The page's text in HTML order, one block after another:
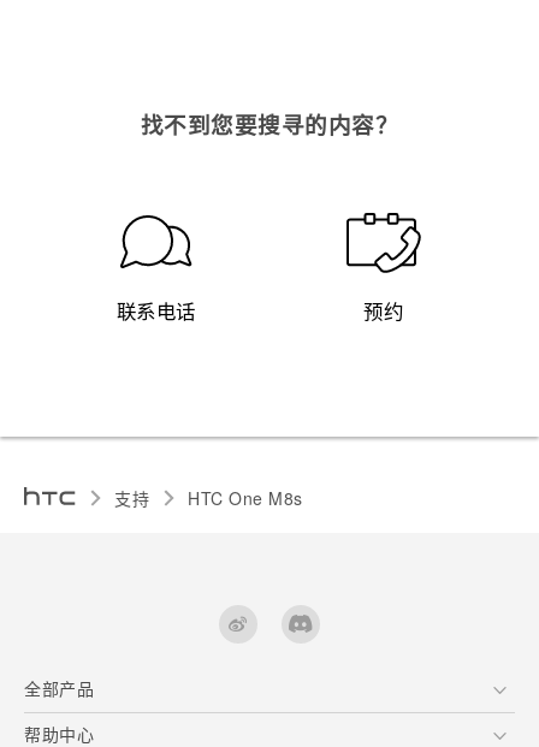
找不到您要搜寻的内容？
联系电话 预约
支持 HTC One M8s‎
全部产品
区块链智能手机
帮助中心